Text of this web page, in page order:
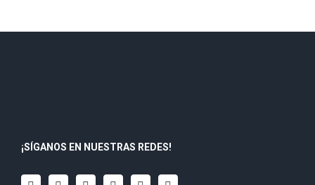
¡SÍGANOS EN NUESTRAS REDES!